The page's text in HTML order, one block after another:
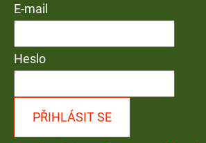
E-mail
Heslo
PŘIHLÁSIT SE